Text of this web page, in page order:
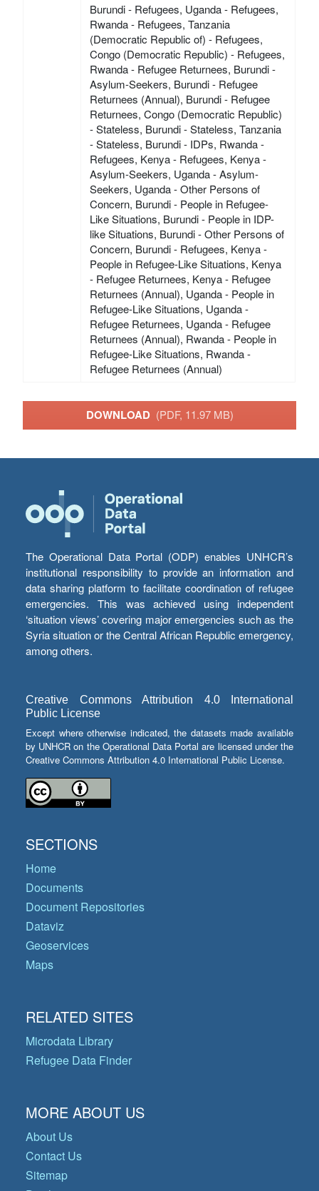
Burundi - Refugees, Uganda - Refugees,
Rwanda - Refugees, Tanzania
(Democratic Republic of) - Refugees,
Congo (Democratic Republic) - Refugees,
Rwanda - Refugee Returnees, Burundi -
Asylum-Seekers, Burundi - Refugee
Returnees (Annual), Burundi - Refugee
Returnees, Congo (Democratic Republic)
- Stateless, Burundi - Stateless, Tanzania
- Stateless, Burundi - IDPs, Rwanda -
Refugees, Kenya - Refugees, Kenya -
Asylum-Seekers, Uganda - Asylum-
Seekers, Uganda - Other Persons of
Concern, Burundi - People in Refugee-
Like Situations, Burundi - People in IDP-
like Situations, Burundi - Other Persons of
Concern, Burundi - Refugees, Kenya -
People in Refugee-Like Situations, Kenya
- Refugee Returnees, Kenya - Refugee
Returnees (Annual), Uganda - People in
Refugee-Like Situations, Uganda -
Refugee Returnees, Uganda - Refugee
Returnees (Annual), Rwanda - People in
Refugee-Like Situations, Rwanda -
Refugee Returnees (Annual)
DOWNLOAD (PDF, 11.97 MB)
The Operational Data Portal (ODP) enables UNHCR’s
institutional responsibility to provide an information and
data sharing platform to facilitate coordination of refugee
emergencies. This was achieved using independent
‘situation views’ covering major emergencies such as the
Syria situation or the Central African Republic emergency,
among others.
Creative Commons Attribution 4.0 International
Public License
Except where otherwise indicated, the datasets made available
by UNHCR on the Operational Data Portal are licensed under the
Creative Commons Attribution 4.0 International Public License.
SECTIONS
Home
Documents
Document Repositories
Dataviz
Geoservices
Maps
RELATED SITES
Microdata Library
Refugee Data Finder
MORE ABOUT US
About Us
Contact Us
Sitemap